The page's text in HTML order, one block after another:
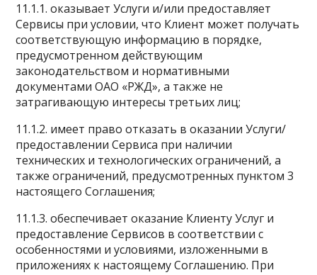
11.1.1. оказывает Услуги и/или предоставляет
Сервисы при условии, что Клиент может получать
соответствующую информацию в порядке,
предусмотренном действующим
законодательством и нормативными
документами ОАО «РЖД», а также не
затрагивающую интересы третьих лиц;
11.1.2. имеет право отказать в оказании Услуги/
предоставлении Сервиса при наличии
технических и технологических ограничений, а
также ограничений, предусмотренных пунктом 3
настоящего Соглашения;
11.1.3. обеспечивает оказание Клиенту Услуг и
предоставление Сервисов в соответствии с
особенностями и условиями, изложенными в
приложениях к настоящему Соглашению. При